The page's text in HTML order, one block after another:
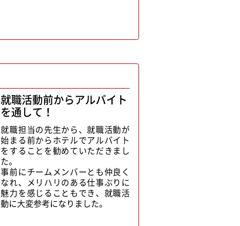
就職活動前からアルバイト
を通して！
就職担当の先生から、就職活動が
始まる前からホテルでアルバイト
をすることを勧めていただきまし
た。
事前にチームメンバーとも仲良く
なれ、メリハリのある仕事ぶりに
魅力を感じることもでき、就職活
動に大変参考になりました。